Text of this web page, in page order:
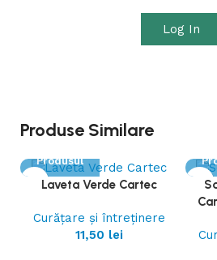
Log In
Produse Similare
Produsul
Laveta Verde Cartec
Curățare și întreținere
11,50 lei